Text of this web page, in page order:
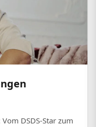
DSDS-Star zum